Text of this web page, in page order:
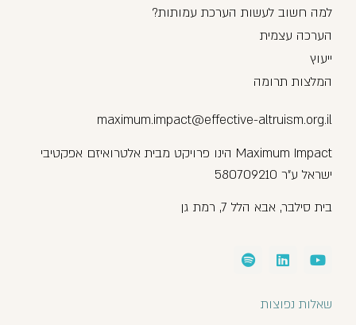
למה חשוב לעשות הערכת עמותות?
הערכה עצמית
ייעוץ
המלצות תרומה
maximum.impact@effective-altruism.org.il
Maximum Impact הינו פרויקט מבית אלטרואיזם אפקטיבי
ישראל ע"ר 580709210
בית סילבר, אבא הלל 7, רמת גן
שאלות נפוצות